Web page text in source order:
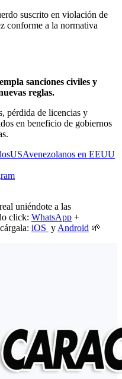
suscrito en violación de
conforme a la normativa
sanciones civiles y
reglas.
pérdida de licencias y
en beneficio de gobiernos
USAvenezolanos en EEUU
uniéndote a las
click: WhatsApp +
iOS yAndroid 🌱